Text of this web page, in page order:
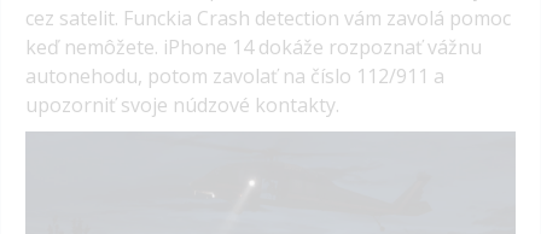
cez satelit. Funckia Crash detection vám zavolá pomoc
keď nemôžete. iPhone 14 dokáže rozpoznať vážnu
autonehodu, potom zavolať na číslo 112/911 a
upozorniť svoje núdzové kontakty.